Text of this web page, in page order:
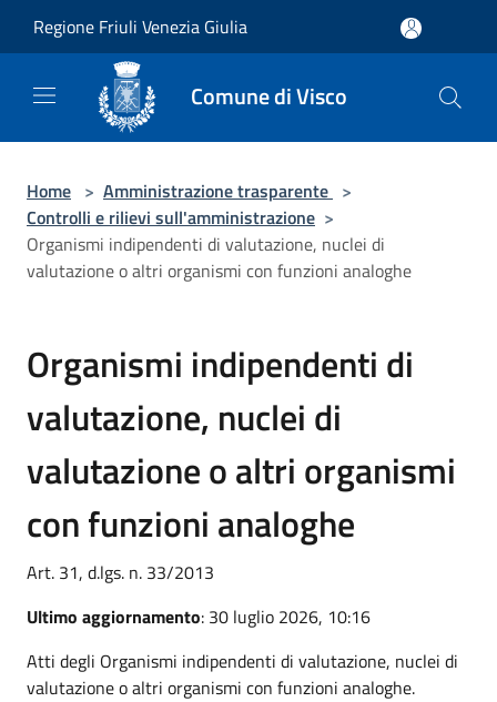
Regione Friuli Venezia Giulia
Comune di Visco
Home > Amministrazione trasparente >
Controlli e rilievi sull'amministrazione >
Organismi indipendenti di valutazione, nuclei di
valutazione o altri organismi con funzioni analoghe
Organismi indipendenti di
valutazione, nuclei di
valutazione o altri organismi
con funzioni analoghe
Art. 31, d.lgs. n. 33/2013
Ultimo aggiornamento: 30 luglio 2026, 10:16
Atti degli Organismi indipendenti di valutazione, nuclei di
valutazione o altri organismi con funzioni analoghe.